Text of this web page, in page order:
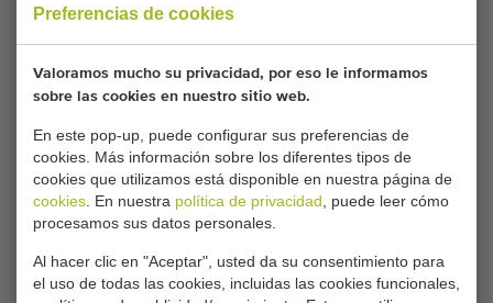
Preferencias de cookies
Valoramos mucho su privacidad, por eso le informamos
sobre las cookies en nuestro sitio web.
En este pop-up, puede configurar sus preferencias de
cookies. Más información sobre los diferentes tipos de
cookies que utilizamos está disponible en nuestra página de
cookies . En nuestra política de privacidad , puede leer cómo
procesamos sus datos personales.
Al hacer clic en "Aceptar", usted da su consentimiento para
el uso de todas las cookies, incluidas las cookies funcionales,
Condiciones generales Proceso de compra
Desafortunadamente, este CHRISTIAENS
transportadora de acero inoxidable de 380
voltios ya se ha vendido.
¿Le gustaría que le mantuviéramos informado cuando esté